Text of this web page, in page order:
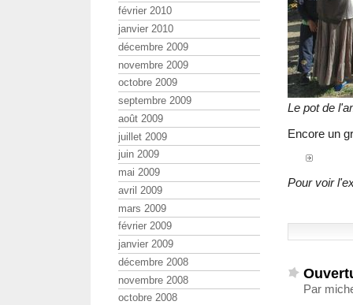
Le pot de
Encore un
Pour voir
Par
février 2010
janvier 2010
décembre 2009
novembre 2009
octobre 2009
septembre 2009
août 2009
juillet 2009
juin 2009
mai 2009
avril 2009
mars 2009
février 2009
janvier 2009
décembre 2008
novembre 2008
octobre 2008